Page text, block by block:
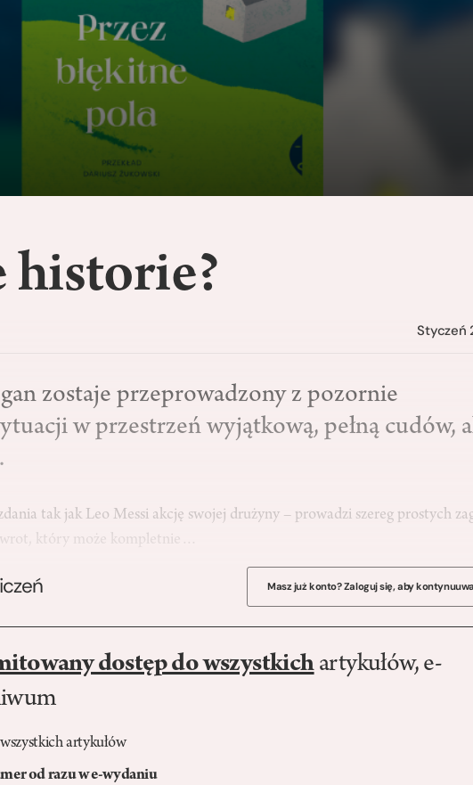
historie?
Styczeń
zostaje przeprowadzony z pozornie
w przestrzeń wyjątkową, pełną cudów,
tak jak Leo Messi akcję swojej drużyny – prowadzi szereg prostych
który może kompletnie…
Masz już konto? Zaloguj się, aby
dostęp do wszystkichartykułów, e-
artykułów
od razu w e-wydaniu